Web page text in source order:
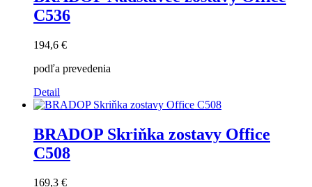
C536
194,6 €
podľa prevedenia
Detail
BRADOP Skriňka zostavy Office
C508
169,3 €